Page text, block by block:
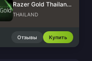
Razer Gold Thailand (THB)
THAILAND
Отзывы Купить